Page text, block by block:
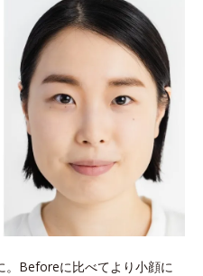
。Beforeに比べてより小顔に